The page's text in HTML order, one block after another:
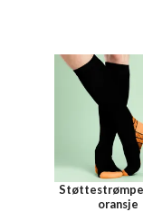
oransje